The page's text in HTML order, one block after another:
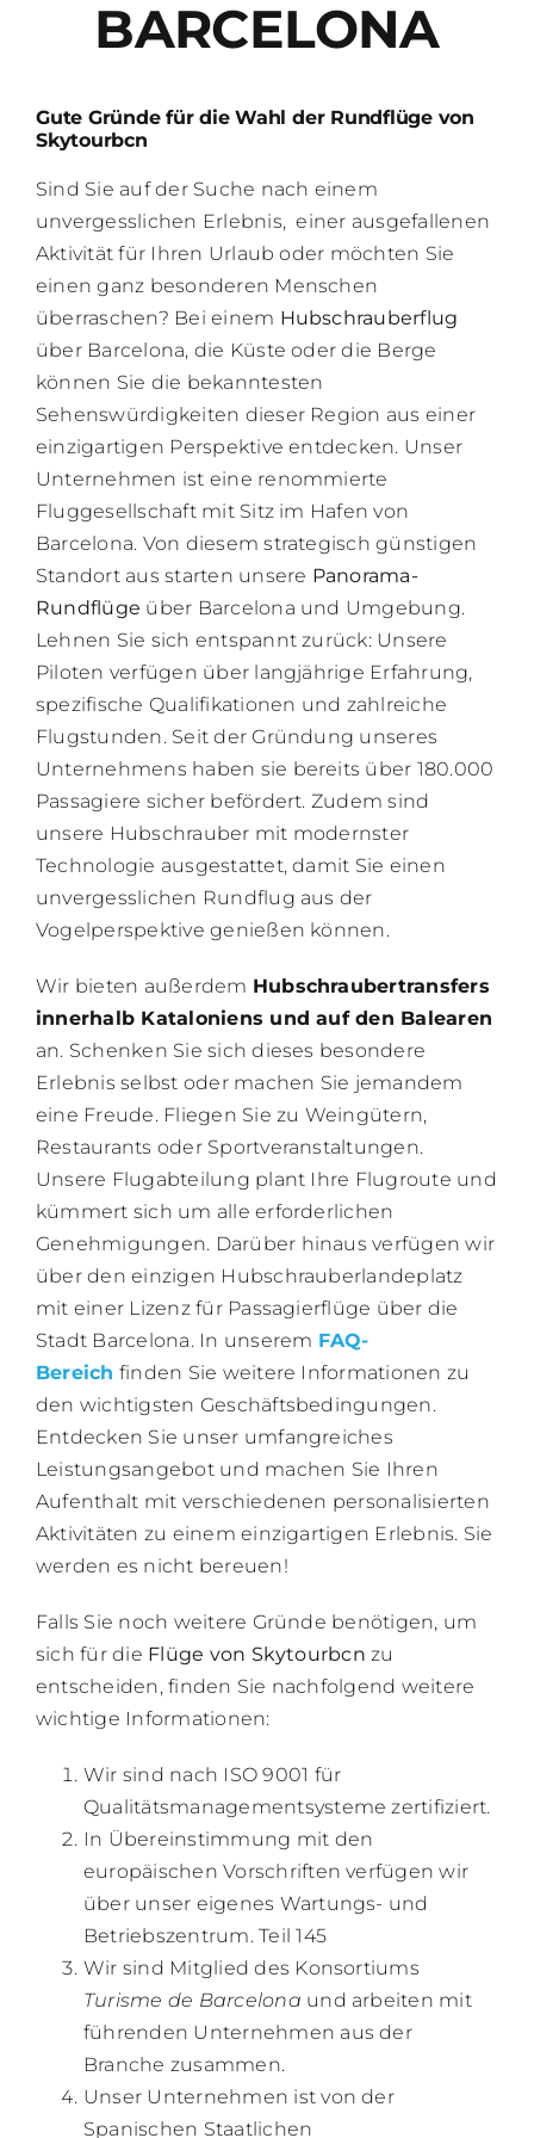
BARCELONA
Gute Gründe für die Wahl der Rundflüge von
Skytourbcn
Sind Sie auf der Suche nach einem
unvergesslichen Erlebnis, einer ausgefallenen
Aktivität für Ihren Urlaub oder möchten Sie
einen ganz besonderen Menschen
überraschen? Bei einem Hubschrauberflug
über Barcelona, die Küste oder die Berge
können Sie die bekanntesten
Sehenswürdigkeiten dieser Region aus einer
einzigartigen Perspektive entdecken. Unser
Unternehmen ist eine renommierte
Fluggesellschaft mit Sitz im Hafen von
Barcelona. Von diesem strategisch günstigen
Standort aus starten unsere Panorama-
Rundflüge über Barcelona und Umgebung.
Lehnen Sie sich entspannt zurück: Unsere
Piloten verfügen über langjährige Erfahrung,
spezifische Qualifikationen und zahlreiche
Flugstunden. Seit der Gründung unseres
Unternehmens haben sie bereits über 180.000
Passagiere sicher befördert. Zudem sind
unsere Hubschrauber mit modernster
Technologie ausgestattet, damit Sie einen
unvergesslichen Rundflug aus der
Vogelperspektive genießen können.
Wir bieten außerdem Hubschraubertransfers
innerhalb Kataloniens und auf den Balearen
an. Schenken Sie sich dieses besondere
Erlebnis selbst oder machen Sie jemandem
eine Freude. Fliegen Sie zu Weingütern,
Restaurants oder Sportveranstaltungen.
Unsere Flugabteilung plant Ihre Flugroute und
kümmert sich um alle erforderlichen
Genehmigungen. Darüber hinaus verfügen wir
über den einzigen Hubschrauberlandeplatz
mit einer Lizenz für Passagierflüge über die
Stadt Barcelona. In unserem FAQ-
Bereich finden Sie weitere Informationen zu
den wichtigsten Geschäftsbedingungen.
Entdecken Sie unser umfangreiches
Leistungsangebot und machen Sie Ihren
Aufenthalt mit verschiedenen personalisierten
Aktivitäten zu einem einzigartigen Erlebnis. Sie
werden es nicht bereuen!
Falls Sie noch weitere Gründe benötigen, um
sich für die Flüge von Skytourbcn zu
entscheiden, finden Sie nachfolgend weitere
wichtige Informationen:
Wir sind nach ISO 9001 für
Qualitätsmanagementsysteme zertifiziert.
In Übereinstimmung mit den
europäischen Vorschriften verfügen wir
über unser eigenes Wartungs- und
Betriebszentrum. Teil 145
Wir sind Mitglied des Konsortiums
Turisme de Barcelona und arbeiten mit
führenden Unternehmen aus der
Branche zusammen.
Unser Unternehmen ist von der
Spanischen Staatlichen